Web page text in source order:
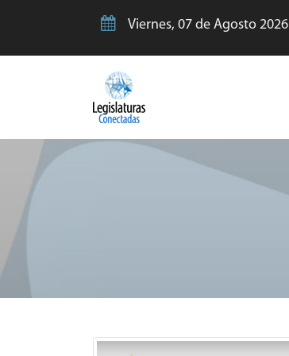
Viernes, 07 de Agosto 2026